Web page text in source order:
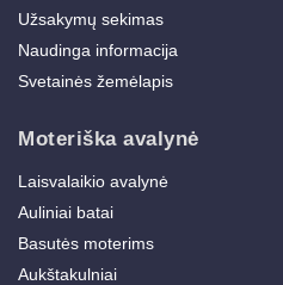
Užsakymų sekimas
Naudinga informacija
Svetainės žemėlapis
Moteriška avalynė
Laisvalaikio avalynė
Auliniai batai
Basutės moterims
Aukštakulniai